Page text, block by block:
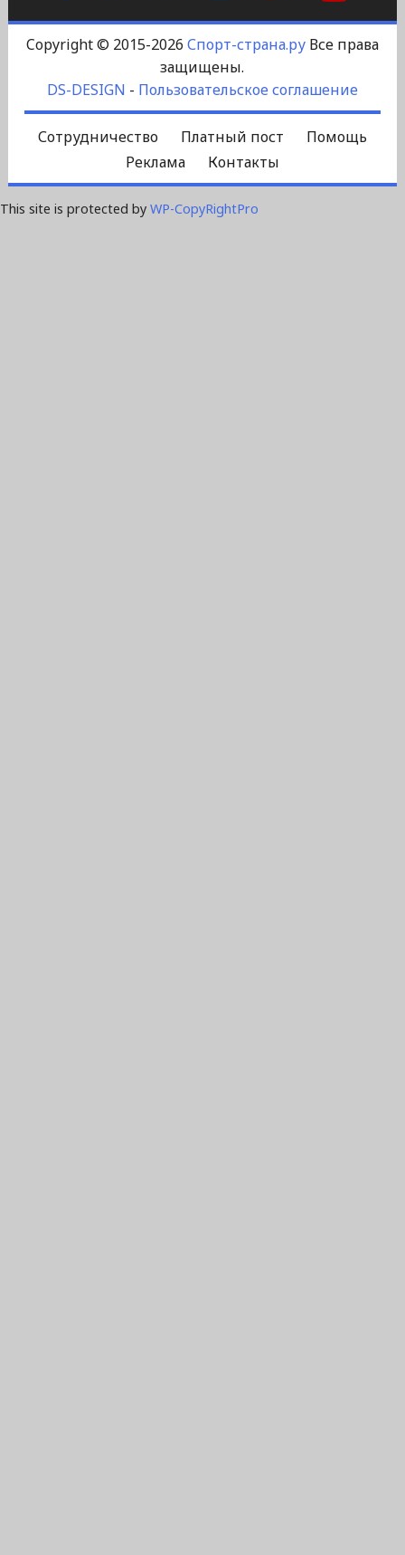
Copyright © 2015-2026 Спорт-страна.руВсе права
защищены.
DS-DESIGN - Пользовательское соглашение
Сотрудничество Платный пост
Помощь
Реклама
Контакты
This site is protected by WP-CopyRightPro